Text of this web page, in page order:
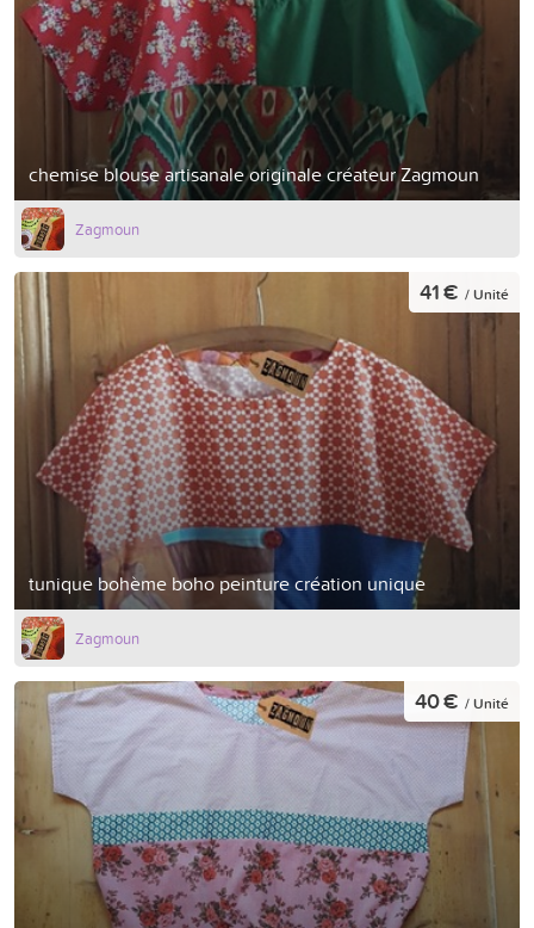
chemise blouse artisanale originale créateur Zagmoun
Zagmoun
tunique bohème boho peinture création unique
41 € / Unité
Zagmoun
40 € / Unité